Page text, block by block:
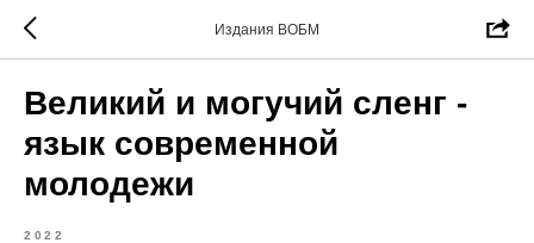
Издания ВОБМ
Великий и могучий сленг -
язык современной
молодежи
2022